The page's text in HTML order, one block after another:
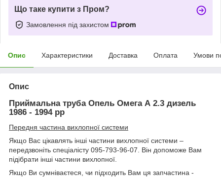
Що таке купити з Пром?
Замовлення під захистом
Опис Характеристики Доставка Оплата Умови
Опис
Приймальна труба Опель Омега А 2.3 дизель
1986 - 1994 рр
Передня частина вихлопної системи
Якщо Вас цікавлять інші частини вихлопної системи –
передзвоніть спеціалісту 095-793-96-07. Він допоможе Вам
підібрати інші частини вихлопної.
Якщо Ви сумніваєтеся, чи підходить Вам ця запчастина -